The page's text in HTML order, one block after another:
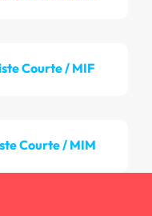
Courte / MIF
Courte / MIM